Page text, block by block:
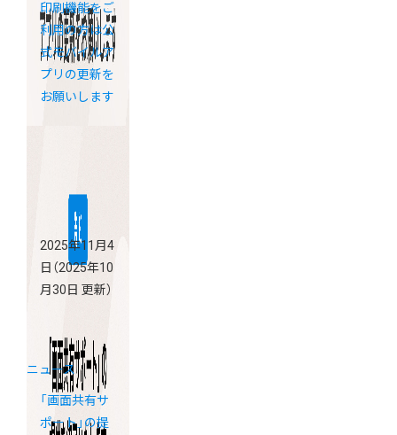
印刷機能をご
利用の方は公
式モバイルア
プリの更新を
お願いします
2025年11月4
日 （2025年10
月30日 更新）
ニュース
「画面共有サ
ポート」の提